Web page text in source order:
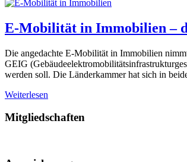
E-Mobilität in Immobilien –
Die angedachte E-Mobilität in Immobilien
GEIG
werden soll. Die Länderkammer hat sich in
Weiterlesen
Mitgliedschaften